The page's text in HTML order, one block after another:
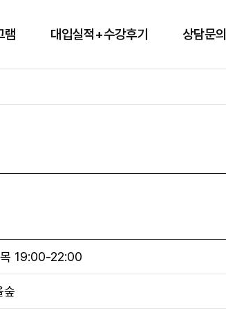
램 대입실적+수강후기 상담문의
19:00-22:00
숲